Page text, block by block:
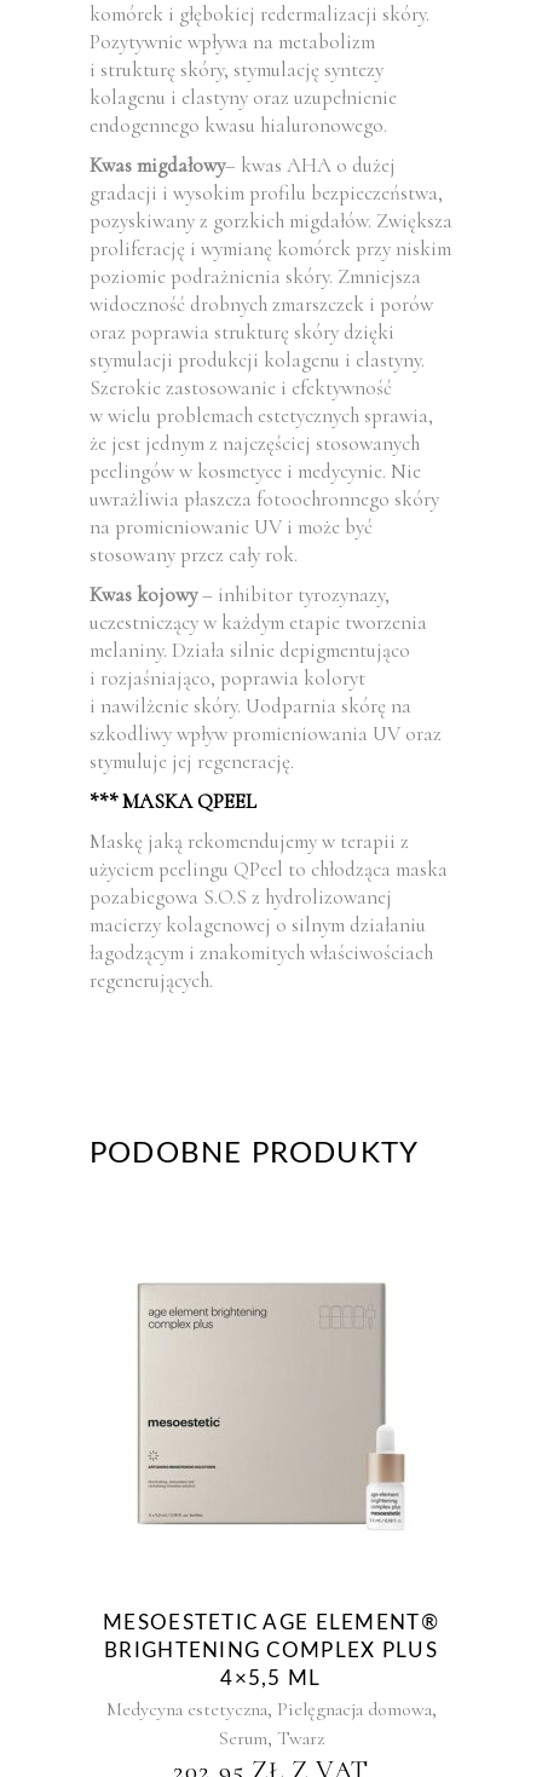
komórek i głębokiej redermalizacji skóry.
Pozytywnie wpływa na metabolizm
i strukturę skóry, stymulację syntezy
kolagenu i elastyny oraz uzupełnienie
endogennego kwasu hialuronowego.
Kwas migdałowy– kwas AHA o dużej
gradacji i wysokim profilu bezpieczeństwa,
pozyskiwany z gorzkich migdałów. Zwiększa
proliferację i wymianę komórek przy niskim
poziomie podrażnienia skóry. Zmniejsza
widoczność drobnych zmarszczek i porów
oraz poprawia strukturę skóry dzięki
stymulacji produkcji kolagenu i elastyny.
Szerokie zastosowanie i efektywność
w wielu problemach estetycznych sprawia,
że jest jednym z najczęściej stosowanych
peelingów w kosmetyce i medycynie. Nie
uwrażliwia płaszcza fotoochronnego skóry
na promieniowanie UV i może być
stosowany przez cały rok.
Kwas kojowy– inhibitor tyrozynazy,
uczestniczący w każdym etapie tworzenia
melaniny. Działa silnie depigmentująco
i rozjaśniająco, poprawia koloryt
i nawilżenie skóry. Uodparnia skórę na
szkodliwy wpływ promieniowania UV oraz
stymuluje jej regenerację.
*** MASKA QPEEL
Maskę jaką rekomendujemy w terapii z
użyciem peelingu QPeel to chłodząca maska
pozabiegowa S.O.S z hydrolizowanej
macierzy kolagenowej o silnym działaniu
łagodzącym i znakomitych właściwościach
regenerujących.
PODOBNE PRODUKTY
MESOESTETIC AGE ELEMENT®
BRIGHTENING COMPLEX PLUS
4×5,5 ML
Medycyna estetyczna, Pielęgnacja domowa,
Serum, Twarz